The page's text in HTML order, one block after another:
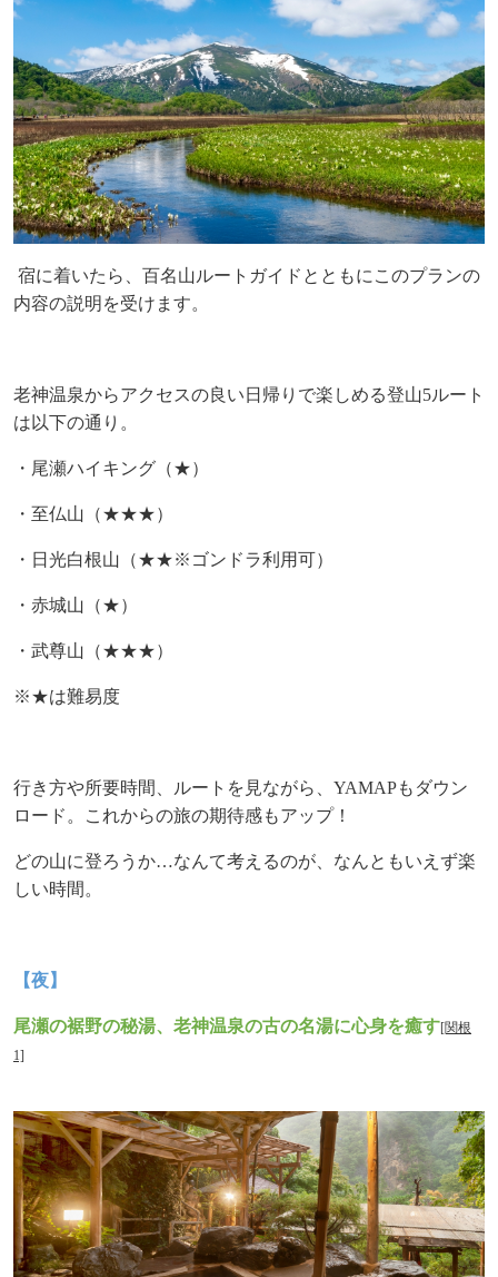
宿に着いたら、百名山ルートガイドとともにこのプランの
内容の説明を受けます。
老神温泉からアクセスの良い日帰りで楽しめる登山5ルート
は以下の通り。
・尾瀬ハイキング（★）
・至仏山（★★★）
・日光白根山（★★※ゴンドラ利用可）
・赤城山（★）
・武尊山（★★★）
※★は難易度
行き方や所要時間、ルートを見ながら、 YAMAPもダウン
ロード。これからの旅の期待感もアップ！
どの山に登ろうか…なんて考えるのが、なんともいえず楽
しい時間。
【夜】
尾瀬の裾野の秘湯、 老神温泉の古の名湯に心身を癒す[関根
1]